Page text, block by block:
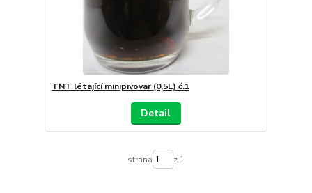
TNT létající minipivovar (0,5L) č.1
Detail
strana z 1